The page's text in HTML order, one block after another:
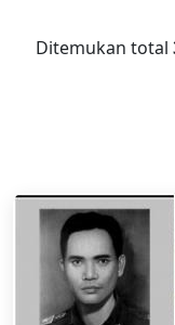
Ditemukan total